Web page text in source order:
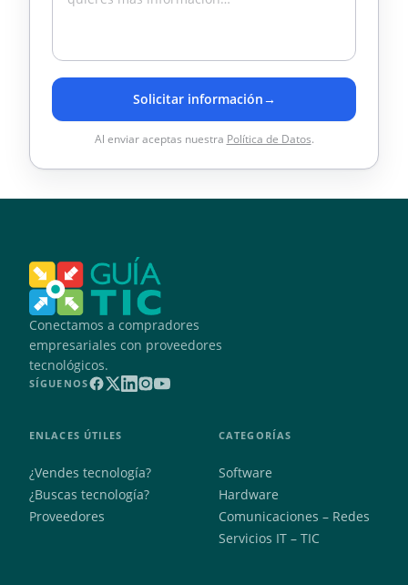
Solicitar información→
Al enviar aceptas nuestra Política de Datos.
Conectamos a compradores
empresariales con proveedores
tecnológicos.
SÍGUENOS
ENLACES ÚTILES
¿Vendes tecnología?
¿Buscas tecnología?
Proveedores
CATEGORÍAS
Software
Hardware
Comunicaciones – Redes
Servicios IT – TIC